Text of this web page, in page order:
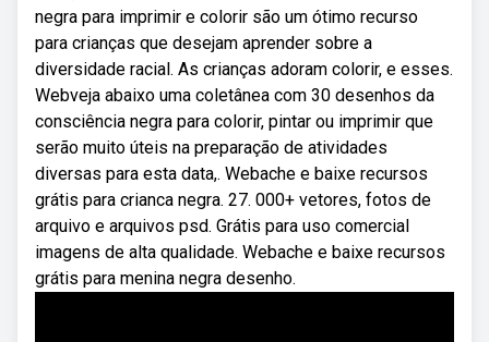
negra para imprimir e colorir são um ótimo recurso
para crianças que desejam aprender sobre a
diversidade racial. As crianças adoram colorir, e esses.
Webveja abaixo uma coletânea com 30 desenhos da
consciência negra para colorir, pintar ou imprimir que
serão muito úteis na preparação de atividades
diversas para esta data,. Webache e baixe recursos
grátis para crianca negra. 27. 000+ vetores, fotos de
arquivo e arquivos psd. Grátis para uso comercial
imagens de alta qualidade. Webache e baixe recursos
grátis para menina negra desenho.